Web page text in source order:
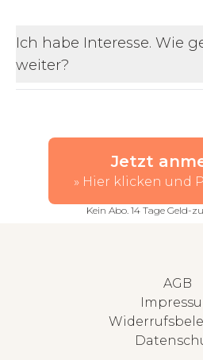
Ich habe Interesse. Wie
weiter?
Jetzt
» Hier klicken und
Kein Abo. 14 Tage Geld-
AGB